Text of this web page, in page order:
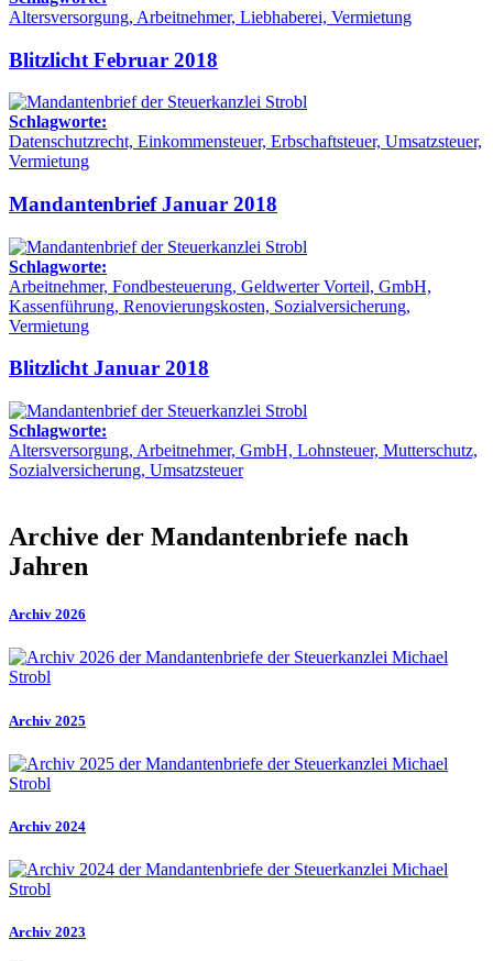
Altersversorgung, Arbeitnehmer, Liebhaberei, Vermietung
Blitzlicht Februar 2018
Schlagworte:
Datenschutzrecht, Einkommensteuer, Erbschaftsteuer, Umsatzsteuer,
Vermietung
Mandantenbrief Januar 2018
Schlagworte:
Arbeitnehmer, Fondbesteuerung, Geldwerter Vorteil, GmbH,
Kassenführung, Renovierungskosten, Sozialversicherung,
Vermietung
Blitzlicht Januar 2018
Schlagworte:
Altersversorgung, Arbeitnehmer, GmbH, Lohnsteuer, Mutterschutz,
Sozialversicherung, Umsatzsteuer
Archive der Mandantenbriefe nach
Jahren
Archiv 2026
Archiv 2025
Archiv 2024
Archiv 2023